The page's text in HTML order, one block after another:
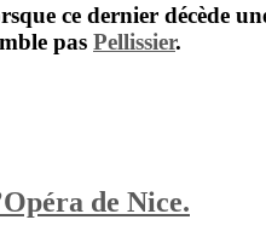
ce dernier décède
pas Pellissier.
de Nice.